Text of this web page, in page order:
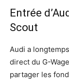
Entrée
Scout
Audi a
direct du G-
partager les